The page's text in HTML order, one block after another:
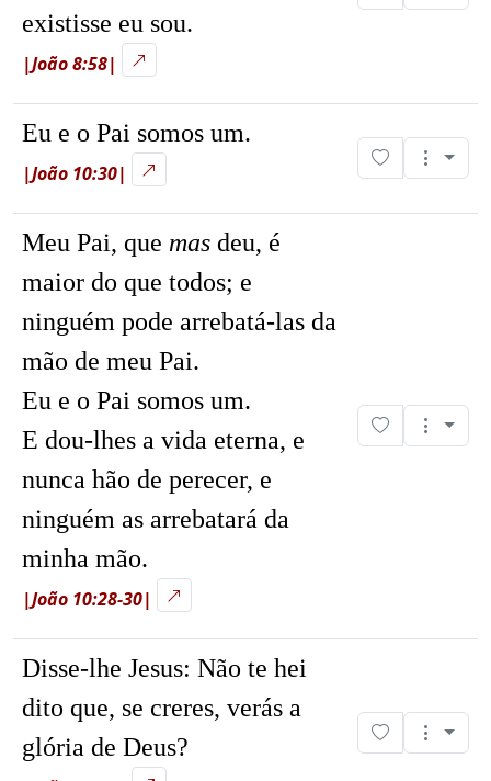
existisse eu sou.
|João 8:58|
Eu e o Pai somos um.
|João 10:30|
Meu Pai, que mas deu, é
maior do que todos; e
ninguém pode arrebatá-las da
mão de meu Pai.
Eu e o Pai somos um.
E dou-lhes a vida eterna, e
nunca hão de perecer, e
ninguém as arrebatará da
minha mão.
|João 10:28-30|
Disse-lhe Jesus: Não te hei
dito que, se creres, verás a
glória de Deus?